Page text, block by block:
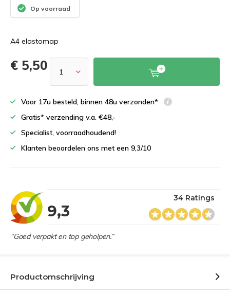
Op voorraad
A4 elastomap
€ 5,50
Voor 17u besteld, binnen 48u verzonden*
Gratis* verzending v.a. €48,-
Specialist, voorraadhoudend!
Klanten beoordelen ons met een 9,3/10
9,3
34 Ratings
“Goed verpakt en top geholpen.”
Productomschrijving